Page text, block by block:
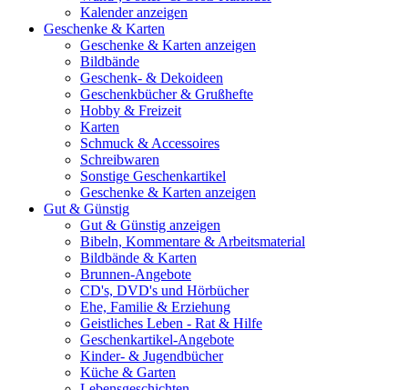
Kalender anzeigen
Geschenke & Karten
Geschenke & Karten anzeigen
Bildbände
Geschenk- & Dekoideen
Geschenkbücher & Grußhefte
Hobby & Freizeit
Karten
Schmuck & Accessoires
Schreibwaren
Sonstige Geschenkartikel
Geschenke & Karten anzeigen
Gut & Günstig
Gut & Günstig anzeigen
Bibeln, Kommentare & Arbeitsmaterial
Bildbände & Karten
Brunnen-Angebote
CD's, DVD's und Hörbücher
Ehe, Familie & Erziehung
Geistliches Leben - Rat & Hilfe
Geschenkartikel-Angebote
Kinder- & Jugendbücher
Küche & Garten